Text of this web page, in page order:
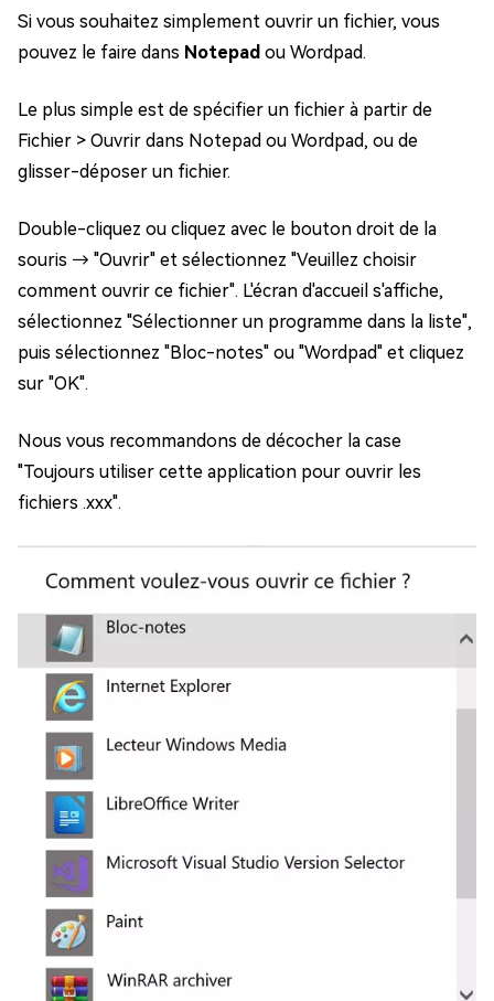
Si vous souhaitez simplement ouvrir un fichier, vous
pouvez le faire dans Notepad ou Wordpad.
Le plus simple est de spécifier un fichier à partir de
Fichier > Ouvrir dans Notepad ou Wordpad, ou de
glisser-déposer un fichier.
Double-cliquez ou cliquez avec le bouton droit de la
souris → "Ouvrir" et sélectionnez "Veuillez choisir
comment ouvrir ce fichier". L'écran d'accueil s'affiche,
sélectionnez "Sélectionner un programme dans la liste",
puis sélectionnez "Bloc-notes" ou "Wordpad" et cliquez
sur "OK".
Nous vous recommandons de décocher la case
"Toujours utiliser cette application pour ouvrir les
fichiers .xxx".